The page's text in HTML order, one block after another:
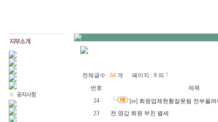
전체글수 : 84 개 페이지 : 9 의 7
번호
제목
24
[re] 회원업체현황잘못됨 전부올려
23
천 영갑 회원 부친 별세